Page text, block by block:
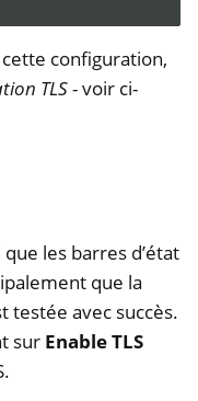
configuration,
TLS- voir ci-
les barres d’état
que la
avec succès.
sur Enable TLS